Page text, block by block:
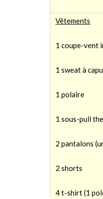
Vêtements
1 coupe-vent
1 sweat à
1 polaire
1 sous-pull
2 pantalons
2 shorts
4 t-shirt (1